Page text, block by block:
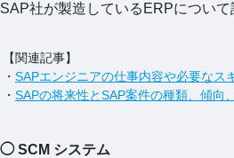
SAP社が製造しているERPについ
【関連記事】
・ SAPエンジニアの仕事内容や必要なス
・ SAPの将来性とSAP案件の種類、傾向
◯ SCM システム